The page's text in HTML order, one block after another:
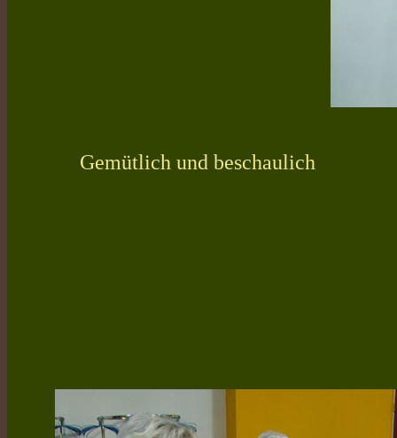
Gemütlich und beschaulich